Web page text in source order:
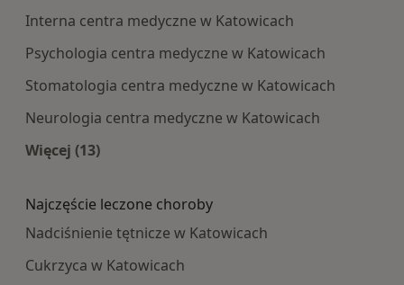
Interna centra medyczne w Katowicach
Psychologia centra medyczne w Katowicach
Stomatologia centra medyczne w Katowicach
Neurologia centra medyczne w Katowicach
Więcej (13)
Najczęście leczone choroby
Nadciśnienie tętnicze w Katowicach
Cukrzyca w Katowicach